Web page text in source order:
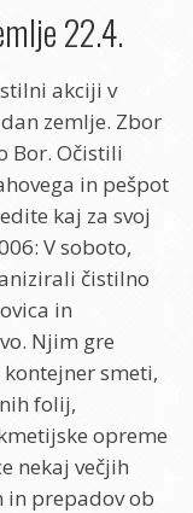
22.4.
akciji v
zemlje. Zbor
Bor. Očistili
in pešpot
kaj za svoj
V soboto,
čistilno
in
Njim gre
smeti,
folij,
opreme
nekaj večjih
in prepadov ob